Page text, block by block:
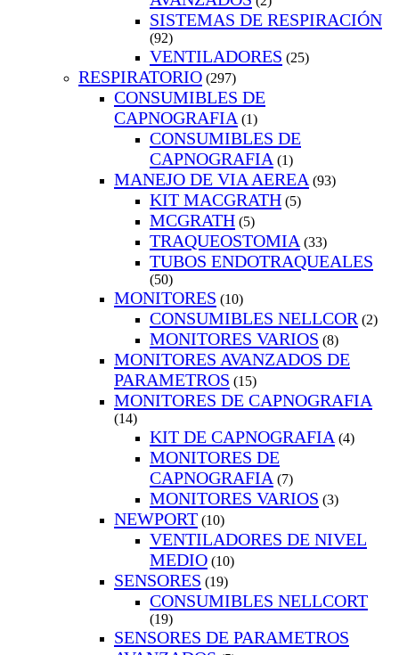
SISTEMAS DE RESPIRACIÓN
(92)
VENTILADORES (25)
RESPIRATORIO (297)
CONSUMIBLES DE
CAPNOGRAFIA (1)
CONSUMIBLES DE
CAPNOGRAFIA (1)
MANEJO DE VIA AEREA (93)
KIT MACGRATH (5)
MCGRATH (5)
TRAQUEOSTOMIA (33)
TUBOS ENDOTRAQUEALES
(50)
MONITORES (10)
CONSUMIBLES NELLCOR (2)
MONITORES VARIOS (8)
MONITORES AVANZADOS DE
PARAMETROS (15)
MONITORES DE CAPNOGRAFIA
(14)
KIT DE CAPNOGRAFIA (4)
MONITORES DE
CAPNOGRAFIA (7)
MONITORES VARIOS (3)
NEWPORT (10)
VENTILADORES DE NIVEL
MEDIO (10)
SENSORES (19)
CONSUMIBLES NELLCORT
(19)
SENSORES DE PARAMETROS